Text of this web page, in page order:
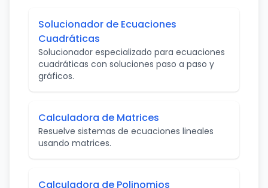
Solucionador de Ecuaciones
Cuadráticas
Solucionador especializado para ecuaciones
cuadráticas con soluciones paso a paso y
gráficos.
Calculadora de Matrices
Resuelve sistemas de ecuaciones lineales
usando matrices.
Calculadora de Polinomios